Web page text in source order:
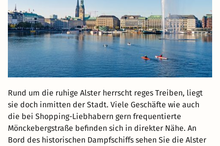
Rund um die ruhige Alster herrscht reges Treiben, liegt
sie doch inmitten der Stadt. Viele Geschäfte wie auch
die bei Shopping-Liebhabern gern frequentierte
Mönckebergstraße befinden sich in direkter Nähe. An
Bord des historischen Dampfschiffs sehen Sie die Alster